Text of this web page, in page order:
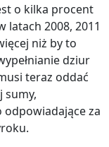
o kilka procent
latach 2008, 2011
niż by to
dziur
teraz oddać
sumy,
za